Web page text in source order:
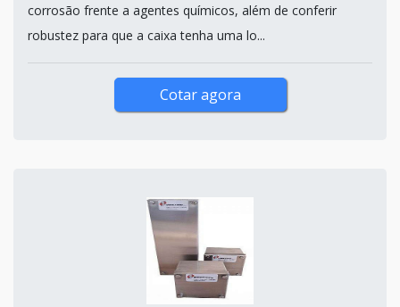
corrosão frente a agentes químicos, além de conferir
robustez para que a caixa tenha uma lo...
Cotar agora